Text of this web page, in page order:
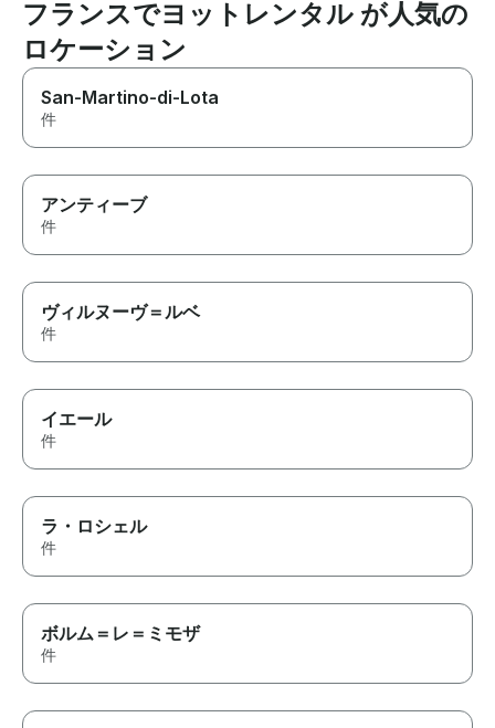
フランスでヨットレンタル が人気の
ロケーション
San-Martino-di-Lota
件
アンティーブ
件
ヴィルヌーヴ＝ルベ
件
イエール
件
ラ・ロシェル
件
ボルム＝レ＝ミモザ
件